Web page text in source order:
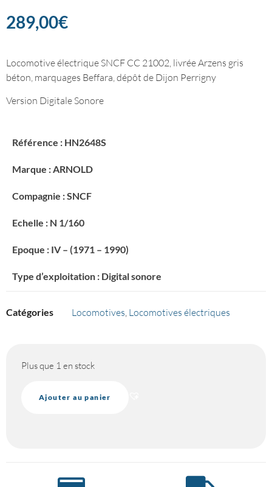
289,00€
Locomotive électrique SNCF CC 21002, livrée Arzens gris
béton, marquages Beffara, dépôt de Dijon Perrigny
Version Digitale Sonore
Référence : HN2648S
Marque : ARNOLD
Compagnie : SNCF
Echelle : N 1/160
Epoque : IV – (1971 – 1990)
Type d’exploitation : Digital sonore
Catégories Locomotives Locomotives électriques
Plus que 1 en stock
Ajouter au panier